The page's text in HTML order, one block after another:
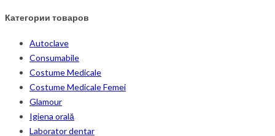
Категории товаров
Autoclave
Consumabile
Costume Medicale
Costume Medicale Femei
Glamour
Igiena orală
Laborator dentar